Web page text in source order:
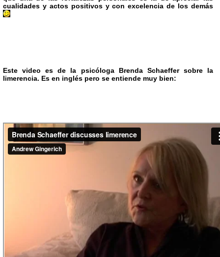
cualidades y actos positivos y con excelencia de los demás
Este video es de la psicóloga Brenda Schaeffer sobre la
limerencia. Es en inglés pero se entiende muy bien: